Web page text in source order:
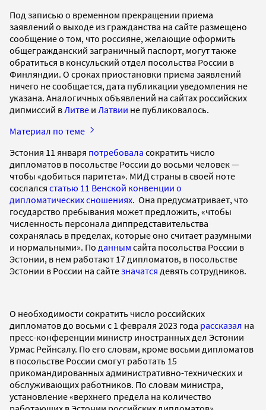
Под записью о временном прекращении приема
заявлений о выходе из гражданства на сайте размещено
сообщение о том, что россияне, желающие оформить
общегражданский заграничный паспорт, могут также
обратиться в консульский отдел посольства России в
Финляндии. О сроках приостановки приема заявлений
ничего не сообщается, дата публикации уведомления не
указана. Аналогичных объявлений на сайтах российских
дипмиссий в Литве и Латвии не публиковалось.
Материал по теме
Эстония 11 января потребовала сократить число
дипломатов в посольстве России до восьми человек —
чтобы «добиться паритета». МИД страны в своей ноте
сослался статью 11 Венской конвенции о
дипломатических сношениях. Она предусматривает, что
государство пребывания может предложить, «чтобы
численность персонала диппредставительства
сохранялась в пределах, которые оно считает разумными
и нормальными». По данным сайта посольства России в
Эстонии, в нем работают 17 дипломатов, в посольстве
Эстонии в России на сайтезначатся девять сотрудников.
О необходимости сократить число российских
дипломатов до восьми с 1 февраля 2023 года рассказал на
пресс-конференции министр иностранных дел Эстонии
Урмас Рейнсалу. По его словам, кроме восьми дипломатов
в посольстве России смогут работать 15
прикомандированных административно-технических и
обслуживающих работников. По словам министра,
установление «верхнего предела на количество